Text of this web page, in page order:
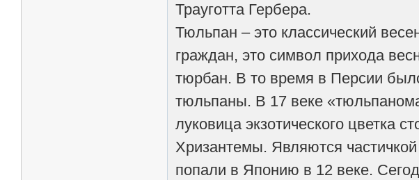
Трауготта Гербера.
Тюльпан – это классический
граждан, это символ прихода
тюрбан. В то время в Персии
тюльпаны. В 17 веке
луковица экзотического цветка
Хризантемы. Являются частичкой
попали в Японию в 12 веке.